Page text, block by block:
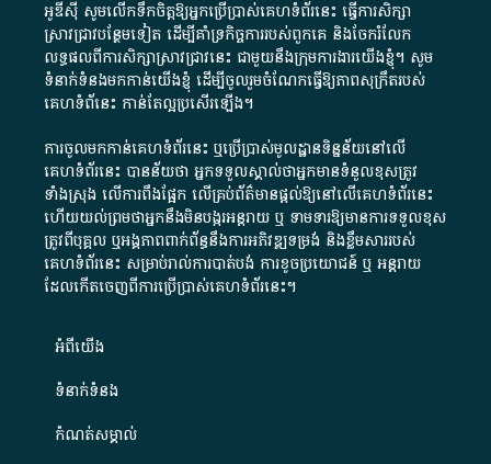
អូឌីស៊ី សូមលើកទឹកចិត្តឱ្យអ្នកប្រើប្រាស់គេហទំព័រនេះ ធ្វើការសិក្សា
ស្រាវជ្រាវបន្ថែមទៀត ដើម្បីគាំទ្រកិច្ចការ​របស់ពួកគេ និងចែករំលែក
លទ្ធផលពីការសិក្សាស្រាវជ្រាវនេះ ជាមួយនឹងក្រុមការងារយើងខ្ញុំ។ សូម
ទំនាក់ទំនងមកកាន់យើងខ្ញុំ ដើម្បីចូលរួមចំណែកធ្វើឱ្យភាពសុក្រឹតរបស់
គេហទំព័នេះ កាន់តែល្អប្រសើរឡើង។
ការចូលមកកាន់គេហទំព័រនេះ ឬប្រើប្រាស់មូលដ្ឋានទិន្នន័យនៅលើ
គេហទំព័រនេះ បានន័យថា អ្នកទទួលស្គាល់ថាអ្នកមានទំនួលខុសត្រូវ
ទាំងស្រុង លើការពឹងផ្អែក លើគ្រប់ព័ត៌មានផ្តល់ឱ្យនៅលើគេហទំព័រនេះ
ហើយយល់ព្រមថាអ្នកនឹងមិនបង្ករអន្តរាយ ឬ ទាមទារ​ឱ្យមានការទទួលខុស​
ត្រូវពីបុគ្គល ឬអង្គភាពពាក់ព័ន្ធនឹងការអភិវឌ្ឍទម្រង់ និងខ្លឹមសាររបស់
គេហទំព័រនេះ សម្រាប់រាល់ការបាត់បង់ ការខូចប្រយោជន៍ ឬ អន្តរាយ
ដែលកើតចេញពីការប្រើប្រាស់គេហទំព័រនេះ។
អំពី​យើង​
ទំនាក់ទំនង
កំណត់សម្គាល់